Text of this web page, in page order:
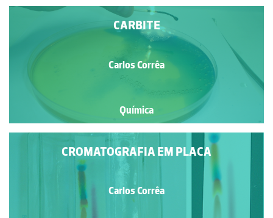
CARBITE
Carlos Corrêa
Química
CROMATOGRAFIA EM PLACA
Carlos Corrêa